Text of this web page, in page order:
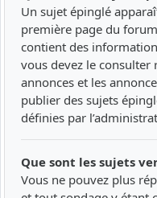
Un sujet épinglé
première page du
contient des
vous devez le
annonces et les
publier des sujets
définies par
Que sont les sujets
Vous ne pouvez plus